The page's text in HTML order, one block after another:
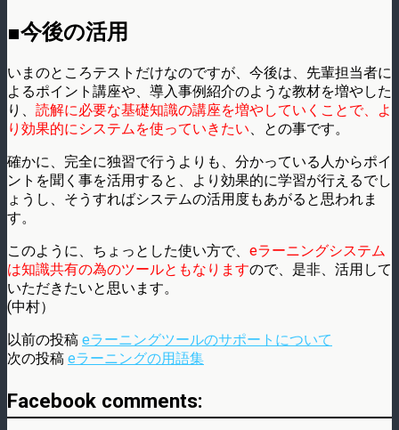
■今後の活用
いまのところテストだけなのですが、今後は、先輩担当者に
よるポイント講座や、導入事例紹介のような教材を増やした
り、 読解に必要な基礎知識の講座を増やしていくことで、よ
り効果的にシステムを使っていきたい、との事です。
確かに、完全に独習で行うよりも、分かっている人からポイ
ントを聞く事を活用すると、より効果的に学習が行えるでし
ょうし、そうすればシステムの活用度もあがると思われま
す。
このように、ちょっとした使い方で、 eラーニングシステム
は知識共有の為のツールともなりますので、是非、活用して
いただきたいと思います。
(中村）
以前の投稿 eラーニングツールのサポートについて
次の投稿 eラーニングの用語集
Facebook comments: